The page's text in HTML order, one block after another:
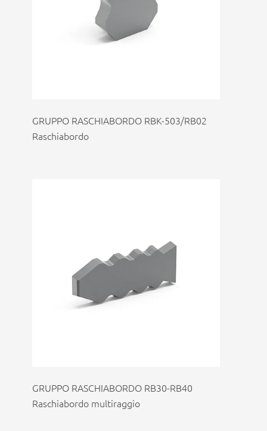
GRUPPO RASCHIABORDO RBK-503/RB02
Raschiabordo
GRUPPO RASCHIABORDO RB30-RB40
Raschiabordo multiraggio